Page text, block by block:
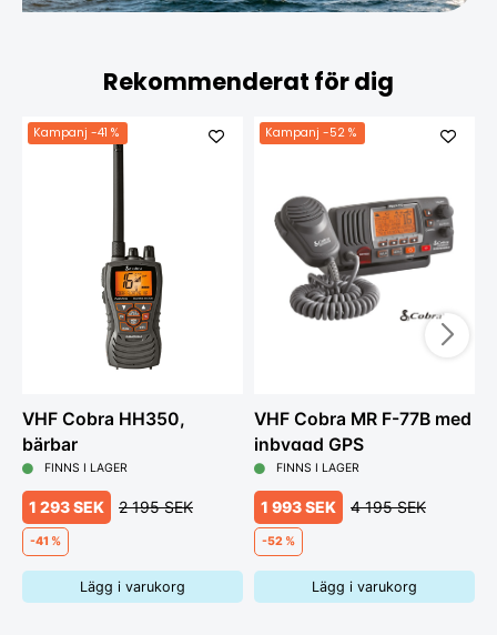
Rekommenderat för dig
Kampanj -41 %
VHF Cobra HH350,
bärbar
FINNS I LAGER
1 293 SEK 2 195 SEK
-41 %
Lägg i varukorg
Kampanj -52 %
VHF Cobra MR F-77B med
inbyggd GPS
FINNS I LAGER
1 993 SEK 4 195 SEK
-52 %
Lägg i varukorg